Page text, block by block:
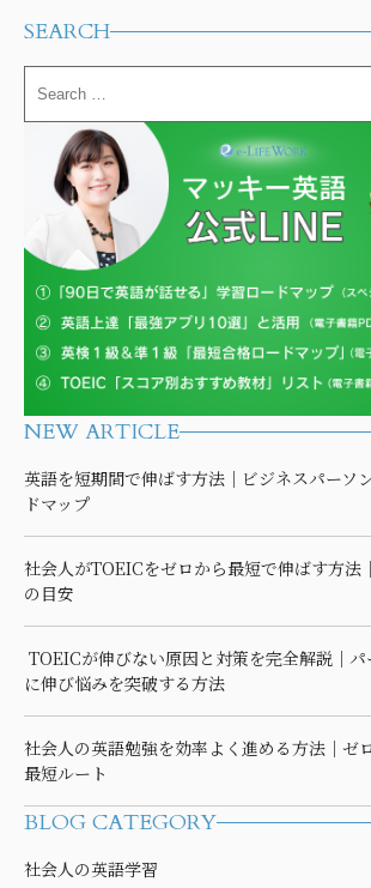
SEARCH
NEW ARTICLE
英語を短期間で伸ばす方法｜ビジネスパーソ
ドマップ
社会人がTOEICをゼロから最短で伸ばす方法
の目安
TOEICが伸びない原因と対策を完全解説｜
に伸び悩みを突破する方法
社会人の英語勉強を効率よく進める方法｜ゼ
最短ルート
BLOG CATEGORY
社会人の英語学習